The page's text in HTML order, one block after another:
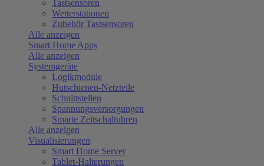
Tastsensoren
Wetterstationen
Zubehör Tastsensoren
Alle anzeigen
Smart Home Apps
Alle anzeigen
Systemgeräte
Logikmodule
Hutschienen-Netzteile
Schnittstellen
Spannungsversorgungen
Smarte Zeitschaltuhren
Alle anzeigen
Visualisierungen
Smart Home Server
Tablet-Halterungen